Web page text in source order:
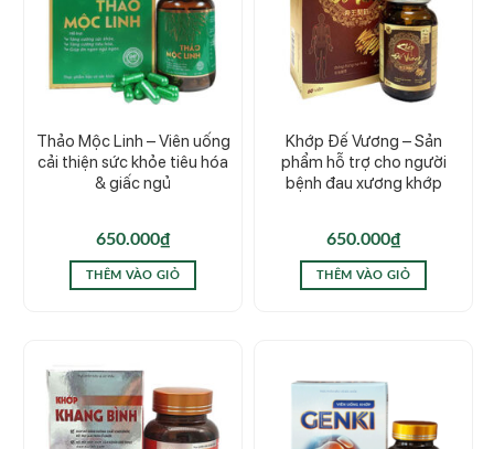
Thảo Mộc Linh – Viên uống
cải thiện sức khỏe tiêu hóa
& giấc ngủ
650.000₫
THÊM VÀO GIỎ
Khớp Đế Vương – Sản
phẩm hỗ trợ cho người
bệnh đau xương khớp
650.000₫
THÊM VÀO GIỎ